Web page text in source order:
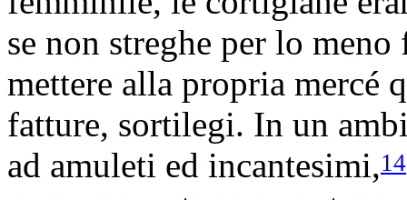
se non streghe per lo
mettere alla propria mercé
fatture, sortilegi. In un
ad amuleti ed incantesimi,14